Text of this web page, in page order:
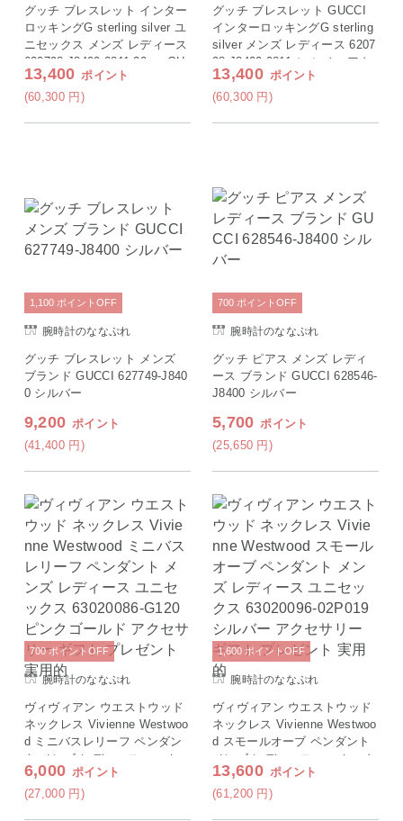
グッチ ブレスレット インター
ロッキングG sterling silver ユ
ニセックス メンズ レディース
620798 J8400 0811 20cm GU
CCI シルバー ギフト プレゼン
ト 実用的
13,400 ポイント
(60,300 円 )
グッチ ブレスレット GUCCI
インターロッキングG sterling
silver メンズ レディース 6207
98 J8400 0811 シルバー アク
セサリー ギフト プレゼント
実用的
13,400 ポイント
(60,300 円 )
腕時計のななぷれ
グッチ ブレスレット メンズ
ブランド GUCCI 627749-J840
0 シルバー
9,200 ポイント
(41,400 円 )
1,100 ポイント OFF
腕時計のななぷれ
グッチ ピアス メンズ レディ
ース ブランド GUCCI 628546-
J8400 シルバー
5,700 ポイント
(25,650 円 )
700 ポイント OFF
腕時計のななぷれ
ヴィヴィアン ウエストウッド
ネックレス Vivienne Westwoo
d ミニバスレリーフ ペンダン
ト メンズ レディース ユニセ
ックス 63020086-G120 ピンク
ゴールド アクセサリー ギフト
6,000 ポイント
(27,000 円 )
700ポイント OFF
腕時計のななぷれ
ヴィヴィアン ウエストウッド
ネックレス Vivienne Westwoo
d スモールオーブ ペンダント
メンズ レディース ユニセック
ス 63020096-02P019 シルバー
アクセサリー ギフト プレゼン
13,600 ポイント
(61,200 円 )
1,600 ポイントOFF